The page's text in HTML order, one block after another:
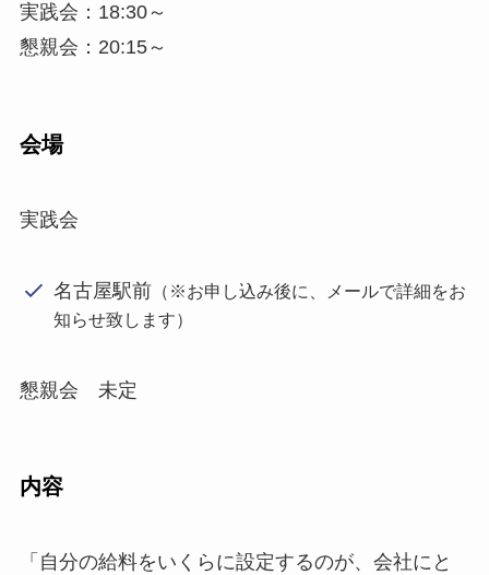
実践会：18:30～
懇親会：20:15～
会場
実践会
名古屋駅前 （※お申し込み後に、メールで詳細をお
知らせ致します）
懇親会 未定
内容
「自分の給料をいくらに設定するのが、会社にと